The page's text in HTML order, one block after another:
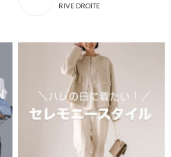
RIVE DROITE